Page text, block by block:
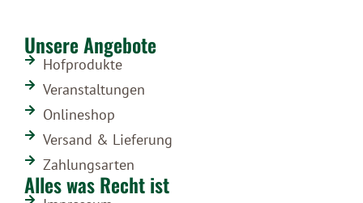
Unsere Angebote
Hofprodukte
Veranstaltungen
Onlineshop
Versand & Lieferung
Zahlungsarten
Alles was Recht ist